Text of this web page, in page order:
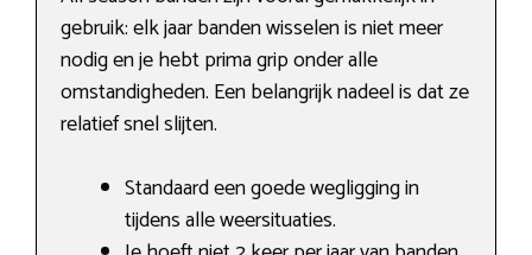
gebruik: elk jaar banden wisselen is niet meer
nodig en je hebt prima grip onder alle
omstandigheden. Een belangrijk nadeel is dat ze
relatief snel slijten.
Standaard een goede wegligging in
tijdens alle weersituaties.